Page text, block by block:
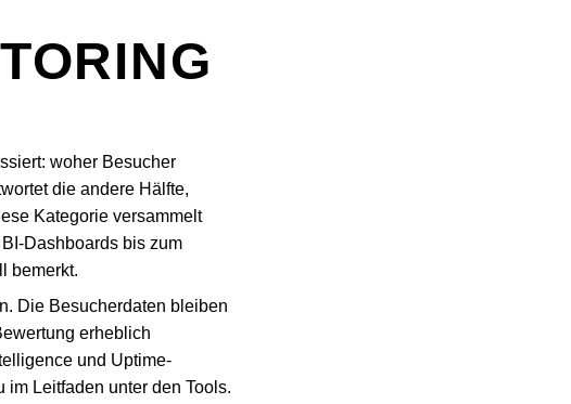
woher Besucher
die andere Hälfte,
Kategorie versammelt
Dashboards bis zum
bemerkt.
Die Besucherdaten bleiben
erheblich
und Uptime-
Leitfaden unter den Tools.